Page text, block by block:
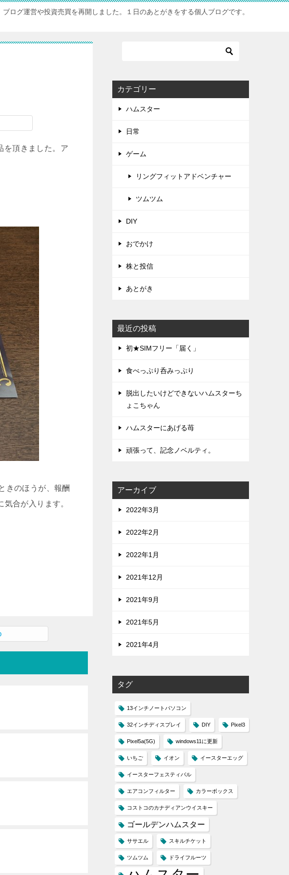
ブログ運営や投資売買を再開しました。１日のあとがきをする個人ブログです。
を頂きました。ア
きのほうが、報酬
合が入ります。
カテゴリー
ハムスター
日常
ゲーム
リングフィットアドベンチャー
ツムツム
DIY
おでかけ
株と投信
あとがき
最近の投稿
初★SIMフリー「届く」
食べっぷり呑みっぷり
脱出したいけどできないハムスターち
ょこちゃん
ハムスターにあげる苺
頑張って、記念ノベルティ。
アーカイブ
2022年3月
2022年2月
2022年1月
2021年12月
2021年9月
2021年5月
2021年4月
タグ
13インチノートパソコン
32インチディスプレイ DIY Pixel3
Pixel5a(5G) windows11に更新
いちご イオン イースターエッグ
イースターフェスティバル
エアコンフィルター カラーボックス
コストコのカナディアンウイスキー
ゴールデンハムスター
ササエル スキルチケット
ツムツム ドライフルーツ